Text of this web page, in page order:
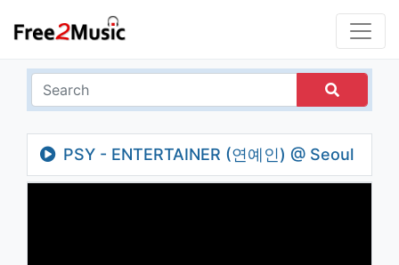
PSY - ENTERTAINER (연예인) @ Seoul
Plaza Live Concert